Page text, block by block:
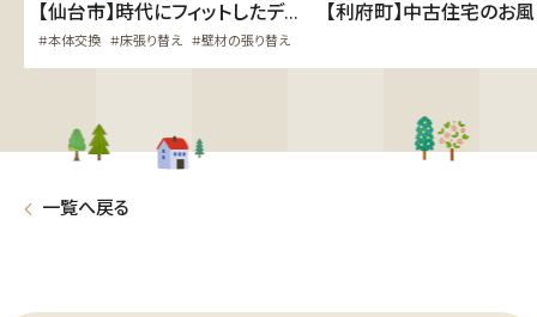
【仙台市】時代にフィットしたデ
ザインで、快適に暮らすための
お風呂リフォーム
本体交換 床張り替え 壁材の張り替え
【利府町】中古住宅のお
一覧へ戻る